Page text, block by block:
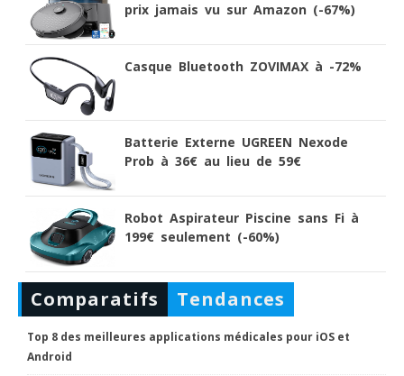
prix jamais vu sur Amazon (-67%)
Casque Bluetooth ZOVIMAX à -72%
Batterie Externe UGREEN Nexode
Prob à 36€ au lieu de 59€
Robot Aspirateur Piscine sans Fi à
199€ seulement (-60%)
Comparatifs Tendances
Top 8 des meilleures applications médicales pour iOS et
Android